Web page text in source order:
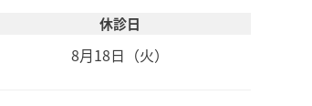
休診日
8月18日（火）